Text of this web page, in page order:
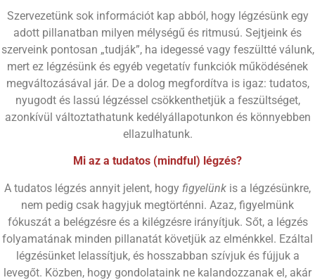
Szervezetünk sok információt kap abból, hogy légzésünk egy
adott pillanatban milyen mélységű és ritmusú. Sejtjeink és
szerveink pontosan „tudják”, ha idegessé vagy feszültté válunk,
mert ez légzésünk és egyéb vegetatív funkciók működésének
megváltozásával jár. De a dolog megfordítva is igaz: tudatos,
nyugodt és lassú légzéssel csökkenthetjük a feszültséget,
azonkívül változtathatunk kedélyállapotunkon és könnyebben
ellazulhatunk.
Mi az a tudatos (mindful) légzés?
A tudatos légzés annyit jelent, hogy figyelünk is a légzésünkre,
nem pedig csak hagyjuk megtörténni. Azaz, figyelmünk
fókuszát a belégzésre és a kilégzésre irányítjuk. Sőt, a légzés
folyamatának minden pillanatát követjük az elménkkel. Ezáltal
légzésünket lelassítjuk, és hosszabban szívjuk és fújjuk a
levegőt. Közben, hogy gondolataink ne kalandozzanak el, akár